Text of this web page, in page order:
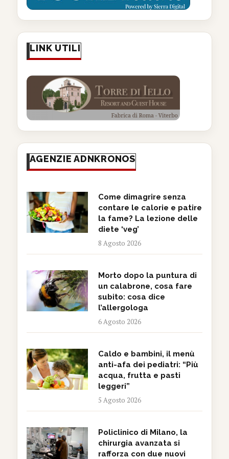
LINK UTILI
AGENZIE ADNKRONOS
Come dimagrire senza
contare le calorie e patire
la fame? La lezione delle
diete ‘veg’
8 Agosto 2026
Morto dopo la puntura di
un calabrone, cosa fare
subito: cosa dice
l’allergologa
6 Agosto 2026
Caldo e bambini, il menù
anti-afa dei pediatri: “Più
acqua, frutta e pasti
leggeri”
5 Agosto 2026
Policlinico di Milano, la
chirurgia avanzata si
rafforza con due nuovi